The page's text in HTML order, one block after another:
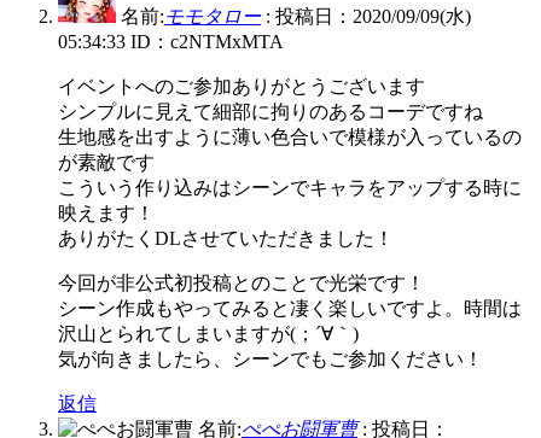
名前:モモタロー: 投稿日：2020/09/09(水)
05:34:33 ID：c2NTMxMTA
イベントへのご参加ありがとうございます
シンプルに見えて細部に拘りのあるコーデですね
生地感を出すように薄い色合いで模様が入っているの
が素敵です
こういう作り込みはシーンでキャラをアップする時に
映えます！
ありがたくDLさせていただきました！
今回が非公式初投稿とのことで光栄です！
シーン作成もやってみると凄く楽しいですよ。時間は
沢山とられてしまいますが(；´∀｀)
気が向きましたら、シーンでもご参加ください！
返信
名前:ぺぺお闘軍曹: 投稿日：